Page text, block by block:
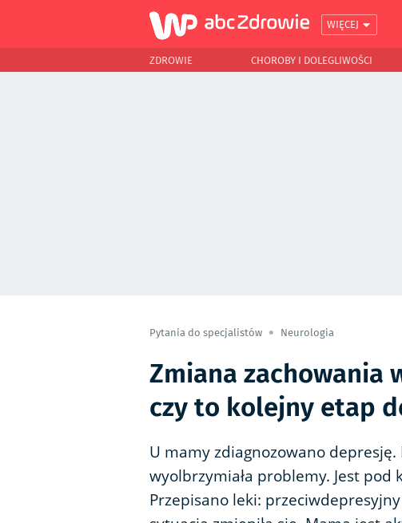
WIĘCEJ
ZDROWIE CHOROBY I DOLEGLIWOŚCI
Pytania do specjalistów Neurologia
Zmiana zachowania
czy to kolejny etap
U mamy zdiagnozowano depresję.
wyolbrzymiała problemy. Jest
Przepisano leki: